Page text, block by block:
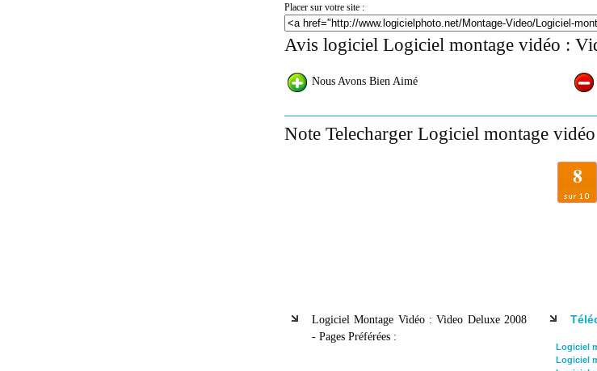
Placer sur votre site :
Avis logiciel Logiciel montage vidéo :
Nous Avons Bien Aimé
Note Telecharger Logiciel montage
8
Logiciel Montage Vidéo : Video Deluxe 2008
- Pages Préférées :
Logiciel
Logiciel